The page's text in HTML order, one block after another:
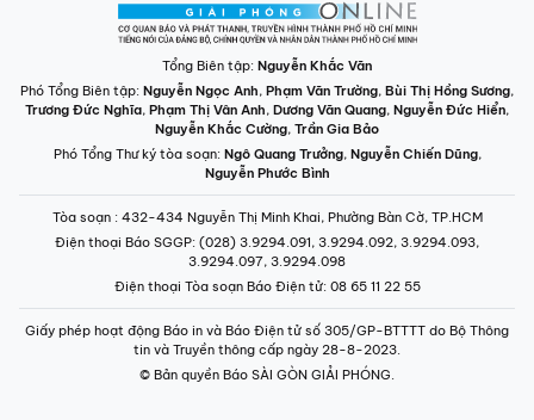
Tổng Biên tập: Nguyễn Khắc Văn
Phó Tổng Biên tập: Nguyễn Ngọc Anh, Phạm Văn Trường, Bùi Thị Hồng Sương,
Trương Đức Nghĩa, Phạm Thị Vân Anh, Dương Văn Quang, Nguyễn Đức Hiển,
Nguyễn Khắc Cường, Trần Gia Bảo
Phó Tổng Thư ký tòa soạn: Ngô Quang Trưởng, Nguyễn Chiến Dũng,
Nguyễn Phước Bình
Tòa soạn : 432-434 Nguyễn Thị Minh Khai, Phường Bàn Cờ, TP.HCM
Điện thoại Báo SGGP: (028) 3.9294.091, 3.9294.092, 3.9294.093,
3.9294.097, 3.9294.098
Điện thoại Tòa soạn Báo Điện tử: 08 65 11 22 55
Giấy phép hoạt động Báo in và Báo Điện tử số 305/GP-BTTTT do Bộ Thông
tin và Truyền thông cấp ngày 28-8-2023.
© Bản quyền Báo SÀI GÒN GIẢI PHÓNG.